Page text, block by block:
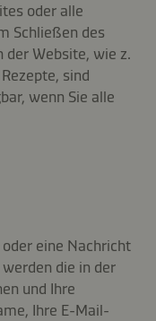
oder alle
Schließen des
der Website, wie z.
sind
wenn Sie alle
eine Nachricht
die in der
und Ihre
Ihre E-Mail-